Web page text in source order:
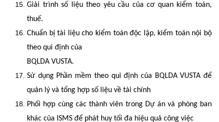
Giải trình số liệu theo yêu cầu của cơ quan kiểm toán,
thuế.
Chuẩn bị tài liệu cho kiểm toán độc lập, kiểm toán nội bộ
theo qui định của
BQLDA VUSTA.
Sử dụng Phần mềm theo qui định của BQLDA VUSTA để
quản lý và tổng hợp số liệu về tài chính
Phối hợp cùng các thành viên trong Dự án và phòng ban
khác của ISMS để phát huy tối đa hiệu quả công việc